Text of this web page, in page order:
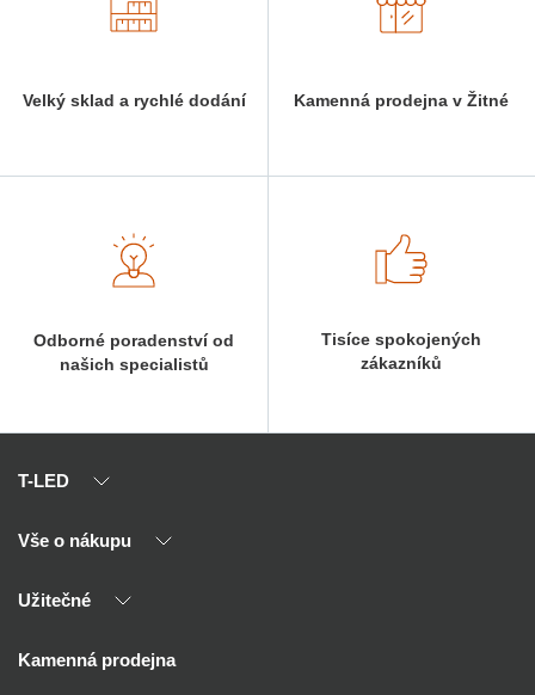
Velký sklad a rychlé dodání Kamenná prodejna v Žitné
Odborné poradenství od
našich specialistů
Tisíce spokojených
zákazníků
T-LED
O nás
Kontakty
Vše o nákupu
Výhody T-LED
Montáž
Užitečné
Reklamace a vrácení
Kamenná prodejna